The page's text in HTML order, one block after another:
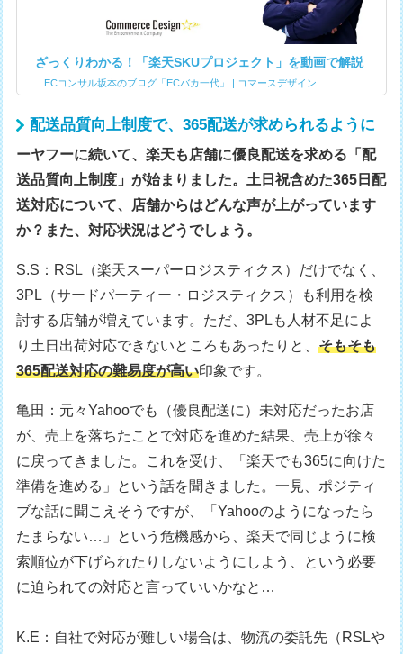
ざっくりわかる！「楽天SKUプロジェクト」を動画で解説
ECコンサル坂本のブログ「ECバカ一代」 | コマースデザイン
配送品質向上制度で、365配送が求められるように
ーヤフーに続いて、楽天も店舗に優良配送を求める「配
送品質向上制度」が始まりました。土日祝含めた365日配
送対応について、店舗からはどんな声が上がっています
か？また、対応状況はどうでしょう。
S.S：RSL（楽天スーパーロジスティクス）だけでなく、
3PL（サードパーティー・ロジスティクス）も利用を検
討する店舗が増えています。ただ、3PLも人材不足によ
り土日出荷対応できないところもあったりと、そもそも
365配送対応の難易度が高い印象です。
亀田：元々Yahooでも（優良配送に）未対応だったお店
が、売上を落ちたことで対応を進めた結果、売上が徐々
に戻ってきました。これを受け、「楽天でも365に向けた
準備を進める」という話を聞きました。一見、ポジティ
ブな話に聞こえそうですが、「Yahooのようになったら
たまらない…」という危機感から、楽天で同じように検
索順位が下げられたりしないようにしよう、という必要
に迫られての対応と言っていいかなと…
K.E：自社で対応が難しい場合は、物流の委託先（RSLや